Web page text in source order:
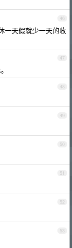
46
一天假就少一天的收
47
48
49
50
51
52
53